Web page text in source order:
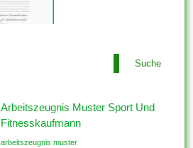
Suche
Arbeitszeugnis Muster Sport Und
Fitnesskaufmann
arbeitszeugnis muster